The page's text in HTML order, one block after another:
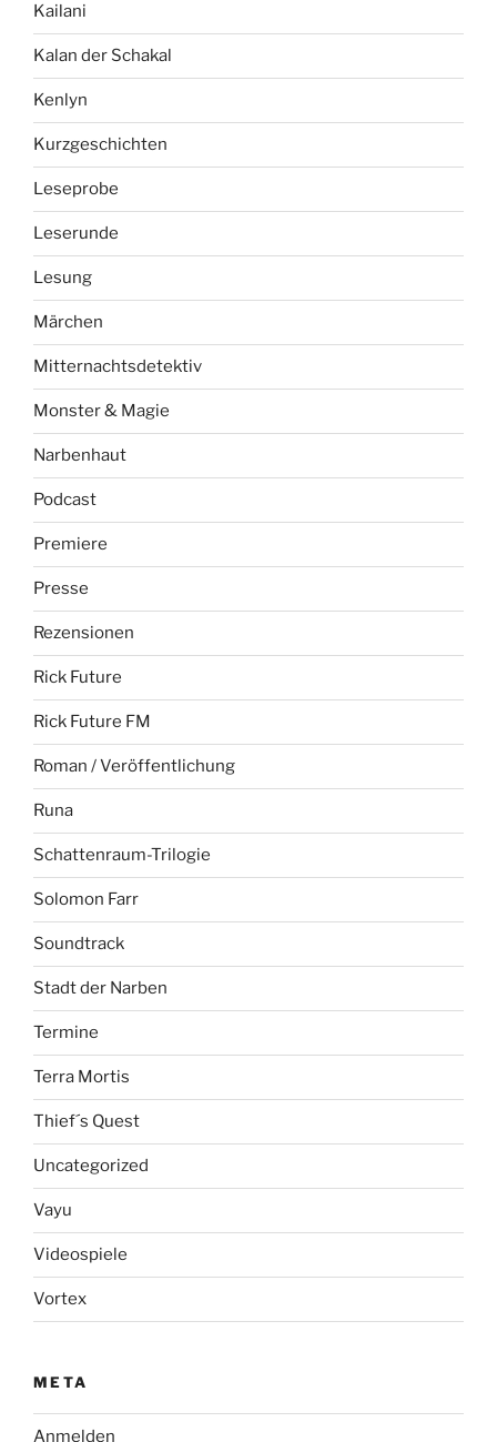
Kailani
Kalan der Schakal
Kenlyn
Kurzgeschichten
Leseprobe
Leserunde
Lesung
Märchen
Mitternachtsdetektiv
Monster & Magie
Narbenhaut
Podcast
Premiere
Presse
Rezensionen
Rick Future
Rick Future FM
Roman / Veröffentlichung
Runa
Schattenraum-Trilogie
Solomon Farr
Soundtrack
Stadt der Narben
Termine
Terra Mortis
Thief´s Quest
Uncategorized
Vayu
Videospiele
Vortex
META
Anmelden